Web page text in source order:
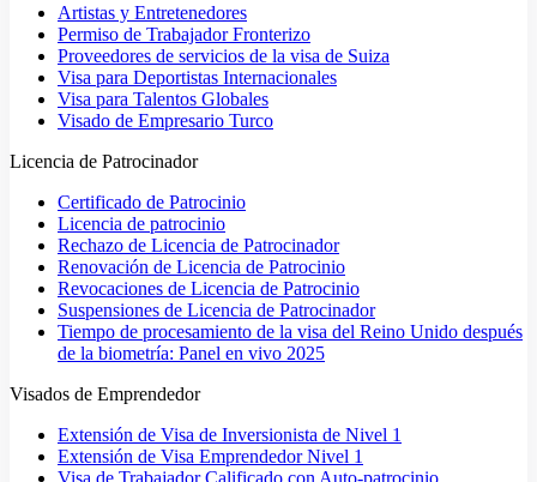
Artistas y Entretenedores
Permiso de Trabajador Fronterizo
Proveedores de servicios de la visa de Suiza
Visa para Deportistas Internacionales
Visa para Talentos Globales
Visado de Empresario Turco
Licencia de Patrocinador
Certificado de Patrocinio
Licencia de patrocinio
Rechazo de Licencia de Patrocinador
Renovación de Licencia de Patrocinio
Revocaciones de Licencia de Patrocinio
Suspensiones de Licencia de Patrocinador
Tiempo de procesamiento de la visa del Reino Unido después
de la biometría: Panel en vivo 2025
Visados de Emprendedor
Extensión de Visa de Inversionista de Nivel 1
Extensión de Visa Emprendedor Nivel 1
Visa de Trabajador Calificado con Auto-patrocinio